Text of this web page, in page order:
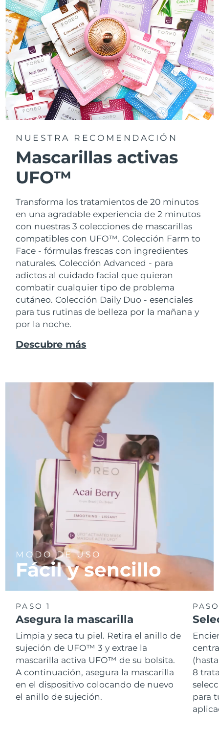
NUESTRA RECOMENDACIÓN
Mascarillas activas
UFO™
Transforma los tratamientos de 20 minutos
en una agradable experiencia de 2 minutos
con nuestras 3 colecciones de mascarillas
compatibles con UFO™. Colección Farm to
Face - fórmulas frescas con ingredientes
naturales. Colección Advanced - para
adictos al cuidado facial que quieran
combatir cualquier tipo de problema
cutáneo. Colección Daily Duo - esenciales
para tus rutinas de belleza por la mañana y
por la noche.
Descubre más
MODO DE USO
Fácil y sencillo
PASO 1
Asegura la mascarilla
Limpia y seca tu piel. Retira el anillo de
sujeción de UFO™ 3 y extrae la
mascarilla activa UFO™ de su bolsita.
A continuación, asegura la mascarilla
en el dispositivo colocando de nuevo
el anillo de sujeción.
8
para